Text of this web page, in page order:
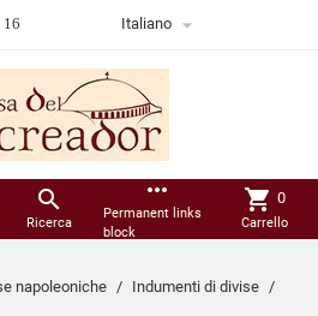
Italiano 

Ricerca
more_horiz
Permanent links
block
shopping_cart 0
Carrello
napoleoniche
Indumenti di divise